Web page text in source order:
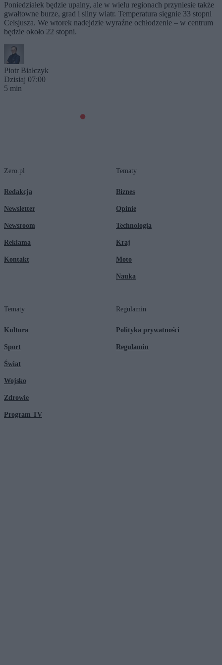
Poniedziałek będzie upalny, ale w wielu regionach przyniesie także
gwałtowne burze, grad i silny wiatr. Temperatura sięgnie 33 stopni
Celsjusza. We wtorek nadejdzie wyraźne ochłodzenie – w centrum
będzie około 22 stopni.
Piotr Białczyk
Dzisiaj 07:00
5 min
Zero.pl
Redakcja
Newsletter
Newsroom
Reklama
Kontakt
Tematy
Biznes
Opinie
Technologia
Kraj
Moto
Nauka
Tematy
Kultura
Sport
Świat
Wojsko
Zdrowie
Program TV
Regulamin
Polityka prywatności
Regulamin